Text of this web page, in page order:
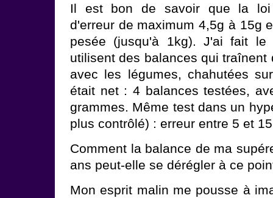
Il est bon de savoir que la loi
d'erreur de maximum 4,5g à 15g
pesée (jusqu'à 1kg). J'ai fait
utilisent des balances qui traînent
avec les légumes, chahutées
était net : 4 balances testées,
grammes. Même test dans un
plus contrôlé) : erreur entre 5 et
Comment la balance de ma
ans peut-elle se dérégler à ce
Mon esprit malin me pousse à